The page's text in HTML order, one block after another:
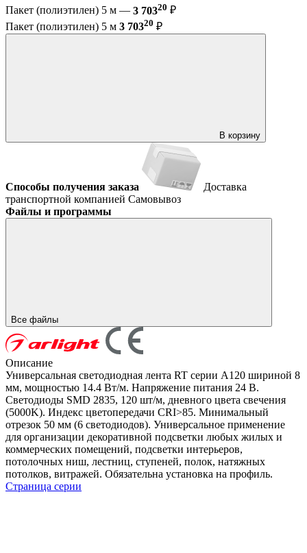
Пакет (полиэтилен) 5 м — 3 70320 ₽
Пакет (полиэтилен) 5 м 3 70320 ₽
В корзину
Способы получения заказа
Доставка
транспортной компанией Самовывоз
Файлы и программы
Все файлы
Описание
Универсальная светодиодная лента RT серии A120 шириной 8
мм, мощностью 14.4 Вт/м. Напряжение питания 24 В.
Светодиоды SMD 2835, 120 шт/м, дневного цвета свечения
(5000K). Индекс цветопередачи CRI>85. Минимальный
отрезок 50 мм (6 светодиодов). Универсальное применение
для организации декоративной подсветки любых жилых и
коммерческих помещений, подсветки интерьеров,
потолочных ниш, лестниц, ступеней, полок, натяжных
потолков, витражей. Обязательна установка на профиль.
Страница серии